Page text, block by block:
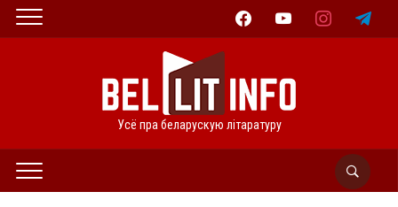
facebookyoutube instagramtelegram
Усё пра беларускую літаратуру